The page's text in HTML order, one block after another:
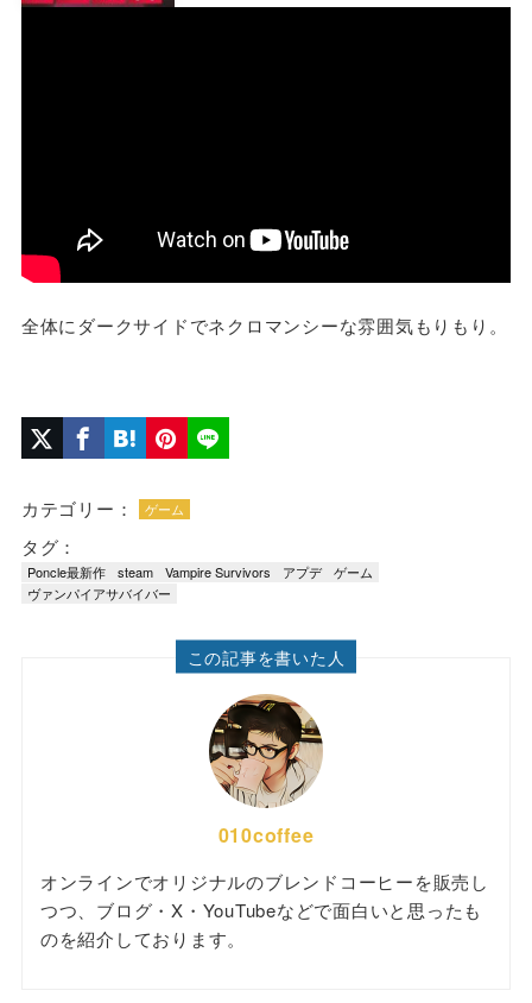
全体にダークサイドでネクロマンシーな雰囲気もりもり。
カテゴリー： ゲーム
タグ：
Poncle最新作 steam Vampire Survivors アプデ
ゲーム
ヴァンパイアサバイバー
この記事を書いた人
010coffee
オンラインでオリジナルのブレンドコーヒーを販売し
つつ、ブログ・X・YouTubeなどで面白いと思ったも
のを紹介しております。